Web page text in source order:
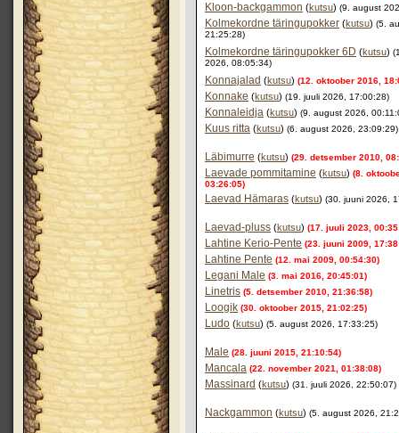
Kloon-backgammon (kutsu) (9. august
Kolmekordne täringupokker (kutsu) (5.
21:25:28)
Kolmekordne täringupokker 6D (kutsu)
2026, 08:05:34)
Konnajalad (kutsu) (12. oktoober 2016,
Konnake (kutsu) (19. juuli 2026, 17:00:28)
Konnaleidja (kutsu) (9. august 2026,
Kuus ritta (kutsu) (6. august 2026, 23:09:29)
Läbimurre (kutsu) (29. detsember 2010,
Laevade pommitamine (kutsu) (8.
03:26:05)
Laevad Hämaras (kutsu) (30. juuni 2026,
Laevad-pluss (kutsu) (17. juuli 2023,
Lahtine Kerio-Pente (23. juuni 2009,
Lahtine Pente (12. mai 2009, 00:54:30)
Legani Male (3. mai 2016, 20:45:01)
Linetris (5. detsember 2010, 21:36:58)
Loogik (30. oktoober 2015, 21:02:25)
Ludo (kutsu) (5. august 2026, 17:33:25)
Male (28. juuni 2015, 21:10:54)
Mancala (22. november 2021, 01:38:08)
Massinard (kutsu) (31. juuli 2026, 22:50:07)
Nackgammon (kutsu) (5. august 2026,